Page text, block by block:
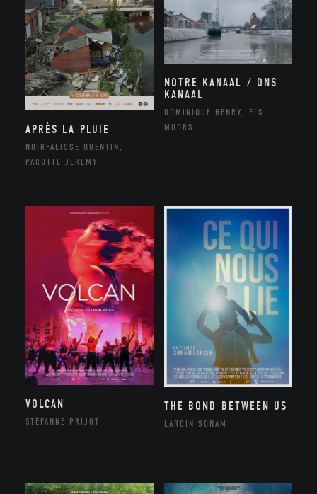
APRÈS LA PLUIE
NOIRFALISSE QUENTIN,
PAROTTE JEREMY
NOTRE KANAAL / ONS
KANAAL
DOMINIQUE HENRY, ELS
MOORS
VOLCAN
STÉFANNE PRIJOT
THE BOND BETWEEN US
LARCIN SONAM